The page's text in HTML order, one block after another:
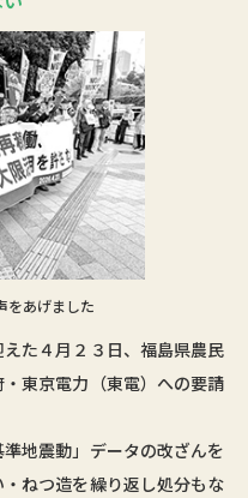
をあげました
た４月２３日、福島県農民
東京電力（東電）への要請
地震動」データの改ざんを
ねつ造を繰り返し処分もな